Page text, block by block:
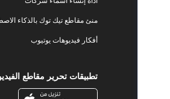
منئ مقاطع تيك توك بالذكاء الاصطناعي
أفكار فيديوهات يوتيوب
تطبيقات تحرير مقاطع الفيديو